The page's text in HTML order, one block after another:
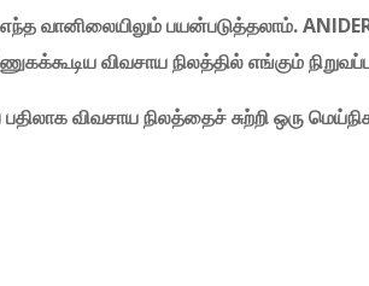
எந்தவானிலையிலும்பயன்படுத்தலாம்.
விவசாயநிலத்தில்எங்கும்
பதிலாகவிவசாயநிலத்தைச்சுற்றிஒரு